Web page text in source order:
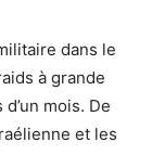
dans le
à grande
mois. De
et les